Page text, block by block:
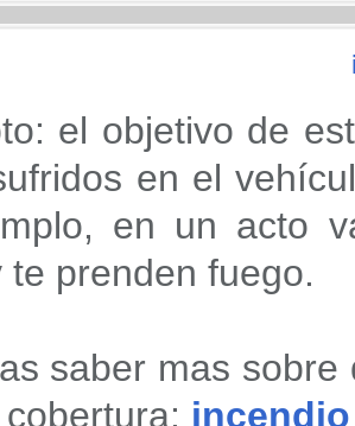
el objetivo de
en el
en un acto
te prenden fuego.
saber mas
incendio